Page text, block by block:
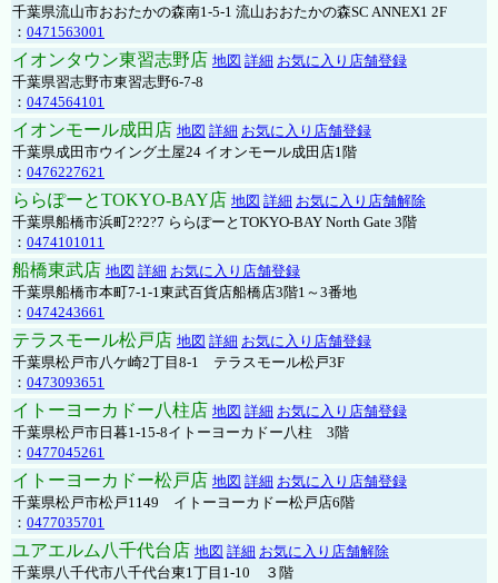
千葉県流山市おおたかの森南1-5-1 流山おおたかの森SC ANNEX1 2F
： 0471563001
イオンタウン東習志野店 地図 詳細 お気に入り店舗登録
千葉県習志野市東習志野6-7-8
： 0474564101
イオンモール成田店 地図 詳細 お気に入り店舗登録
千葉県成田市ウイング土屋24 イオンモール成田店1階
： 0476227621
ららぽーとTOKYO-BAY店 地図 詳細 お気に入り店舗解除
千葉県船橋市浜町2?2?7 ららぽーとTOKYO-BAY North Gate 3階
： 0474101011
船橋東武店 地図 詳細 お気に入り店舗登録
千葉県船橋市本町7-1-1東武百貨店船橋店3階1～3番地
： 0474243661
テラスモール松戸店 地図 詳細 お気に入り店舗登録
千葉県松戸市八ケ崎2丁目8-1 テラスモール松戸3F
： 0473093651
イトーヨーカドー八柱店 地図 詳細 お気に入り店舗登録
千葉県松戸市日暮1-15-8イトーヨーカドー八柱 3階
： 0477045261
イトーヨーカドー松戸店 地図 詳細 お気に入り店舗登録
千葉県松戸市松戸1149 イトーヨーカドー松戸店6階
： 0477035701
ユアエルム八千代台店 地図 詳細 お気に入り店舗解除
千葉県八千代市八千代台東1丁目1-10 ３階